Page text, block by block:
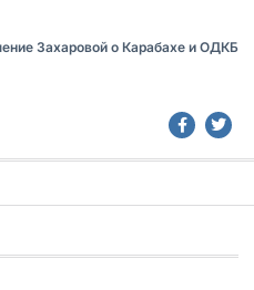
Захаровой о Карабахе и ОДКБ